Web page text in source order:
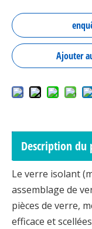
Ajouter
Description
Le verre isolant
assemblage de
pièces de verre,
efficace et